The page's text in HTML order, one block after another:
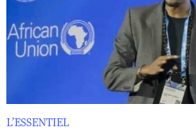
L’ESSENTIEL